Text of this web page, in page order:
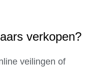
verkopen?
veilingen of